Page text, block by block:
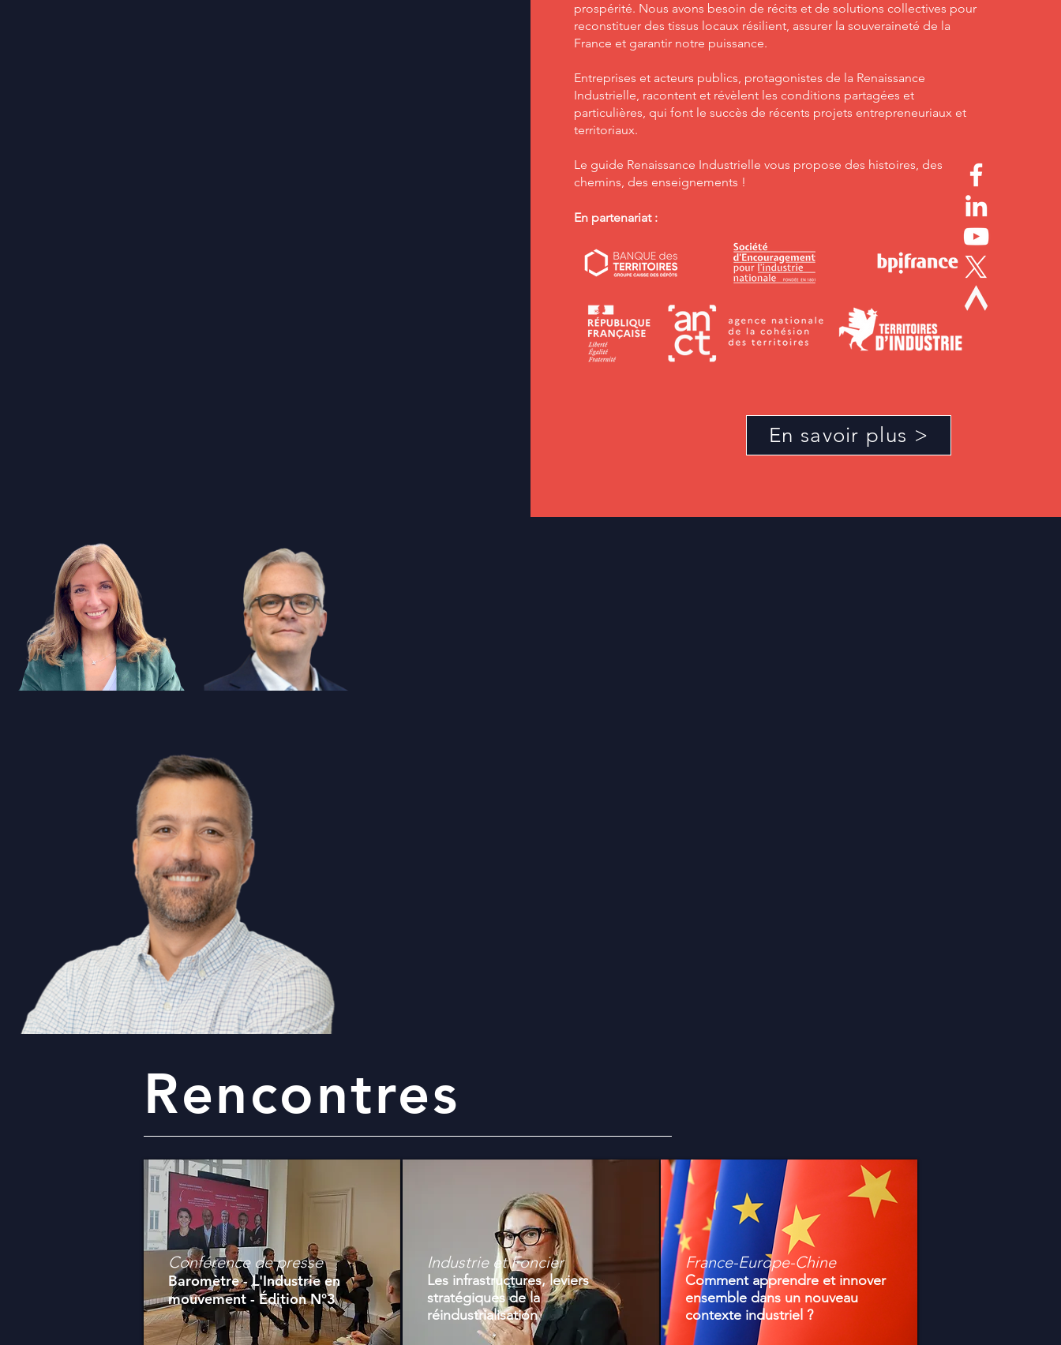
prospérité. Nous avons besoin de récits et de solutions collectives pour
reconstituer des tissus locaux résilient, assurer la souveraineté de la
France et garantir notre puissance.
Entreprises et acteurs publics, protagonistes de la Renaissance
Industrielle, racontent et révèlent les conditions partagées et
particulières, qui font le succès de récents projets entrepreneuriaux et
territoriaux.
Le guide Renaissance Industrielle vous propose des histoires, des
chemins, des enseignements !
En partenariat :
En savoir plus >
Rencontres
Conférence de presse
Baromètre - L'Industrie en
mouvement - Édition N°3
Industrie et Foncier
Les infrastructures, leviers
stratégiques de la
réindustrialisation
France-Europe-Chine
Comment apprendre et innover
ensemble dans un nouveau
contexte industriel ?